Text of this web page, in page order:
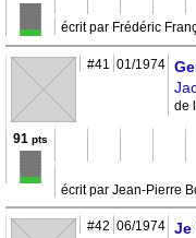
écrit par Frédéric
#41 01/1974
de
91 pts
écrit par Jean-Pierre
#42 06/1974 Je